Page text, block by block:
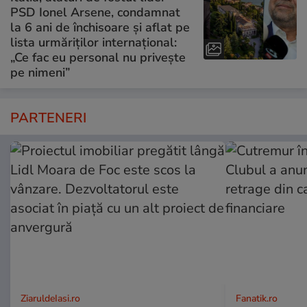
PSD Ionel Arsene, condamnat
la 6 ani de închisoare și aflat pe
lista urmăriților internațional:
„Ce fac eu personal nu privește
pe nimeni”
PARTENERI
ZiaruldeIasi.ro Fanatik.ro